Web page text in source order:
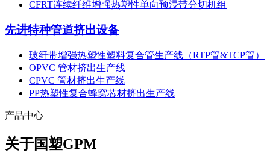
CFRT连续纤维增强热塑性单向预浸带分切机组
先进特种管道挤出设备
玻纤带增强热塑性塑料复合管生产线（RTP管&TCP管）
OPVC 管材挤出生产线
CPVC 管材挤出生产线
PP热塑性复合蜂窝芯材挤出生产线
产品中心
关于国塑GPM